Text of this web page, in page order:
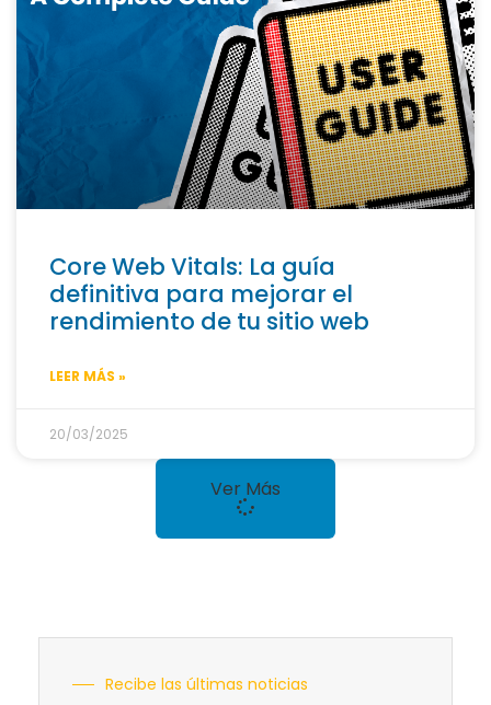
Core Web Vitals: La guía
definitiva para mejorar el
rendimiento de tu sitio web
LEER MÁS »
20/03/2025
Ver Más
Recibe las últimas noticias